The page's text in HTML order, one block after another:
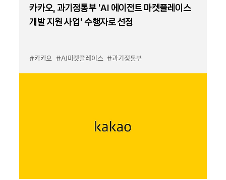
카카오, 과기정통부 ‘AI 에이전트 마켓플레이스
개발 지원 사업’ 수행자로 선정
#카카오 #AI마켓플레이스 #과기정통부